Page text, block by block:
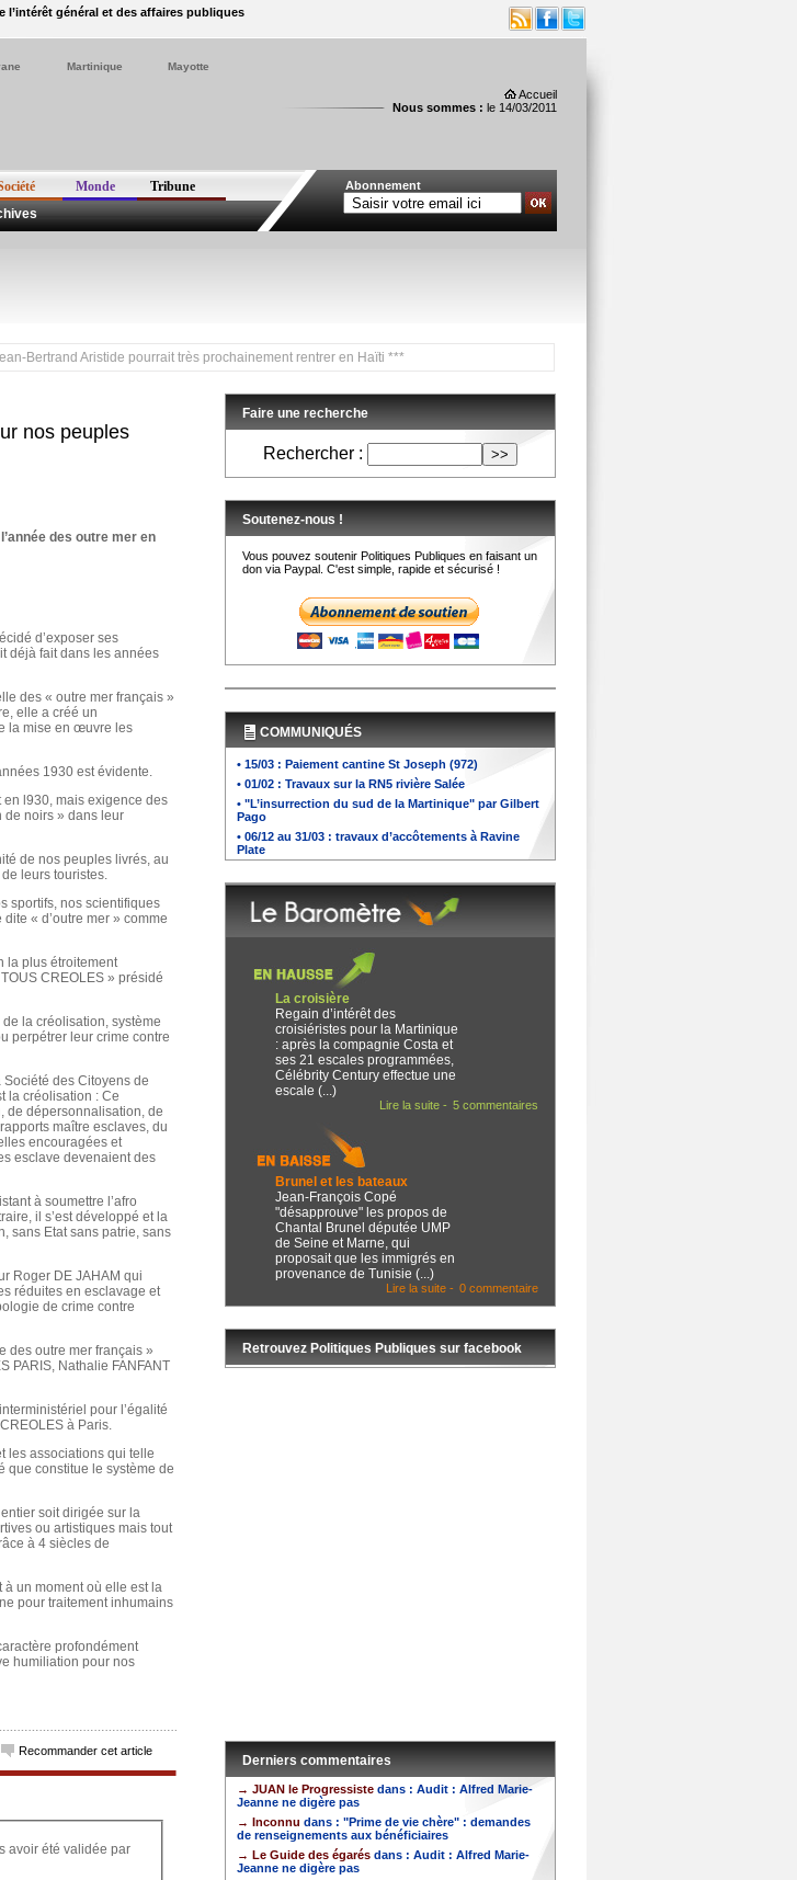
l’intérêt général et des affaires publiques
Accueil
Nous sommes : le 14/03/2011
Martinique
Mayotte
Abonnement
Monde
Tribune
Aristide pourrait très prochainement rentrer en Haïti ***
nos peuples
des outre mer en
d’exposer ses
déjà fait dans les années
des « outre mer français »
elle a créé un
la mise en œuvre les
1930 est évidente.
en l930, mais exigence des
de noirs » dans leur
de nos peuples livrés, au
leurs touristes.
sportifs, nos scientifiques
« d’outre mer » comme
la plus étroitement
CREOLES » présidé
la créolisation, système
perpétrer leur crime contre
Société des Citoyens de
la créolisation : Ce
de dépersonnalisation, de
maître esclaves, du
encouragées et
esclave devenaient des
à soumettre l’afro
il s’est développé et la
sans Etat sans patrie, sans
Roger DE JAHAM qui
réduites en esclavage et
de crime contre
des outre mer français »
PARIS, Nathalie FANFANT
pour l’égalité
à Paris.
les associations qui telle
que constitue le système de
soit dirigée sur la
ou artistiques mais tout
à 4 siècles de
à un moment où elle est la
pour traitement inhumains
profondément
humiliation pour nos
Recommander cet article
avoir été validée par
Faire une recherche
Rechercher :
Soutenez-nous !
Vous pouvez soutenir Politiques Publiques en faisant un
don via Paypal. C'est simple, rapide et sécurisé !
COMMUNIQUÉS
• 15/03 : Paiement cantine St Joseph (972)
• 01/02 : Travaux sur la RN5 rivière Salée
• "L’insurrection du sud de la Martinique" par Gilbert
Pago
• 06/12 au 31/03 : travaux d’accôtements à Ravine
Plate
La croisière
Regain d’intérêt des
croisiéristes pour la Martinique
: après la compagnie Costa et
ses 21 escales programmées,
Célébrity Century effectue une
escale (...)
5 commentaires
Lire la suite -
Brunel et les bateaux
Jean-François Copé
"désapprouve" les propos de
Chantal Brunel députée UMP
de Seine et Marne, qui
proposait que les immigrés en
provenance de Tunisie (...)
0 commentaire
Lire la suite -
Retrouvez Politiques Publiques sur facebook
Derniers commentaires
→ JUAN le Progressiste dans : Audit : Alfred Marie-
Jeanne ne digère pas
→ Inconnu dans : "Prime de vie chère" : demandes
de renseignements aux bénéficiaires
→ Le Guide des égarés dans : Audit : Alfred Marie-
Jeanne ne digère pas